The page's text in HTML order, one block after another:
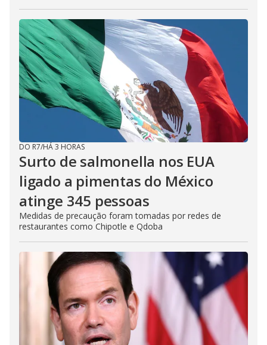
DO R7/HÁ 3 HORAS
Surto de salmonella nos EUA
ligado a pimentas do México
atinge 345 pessoas
Medidas de precaução foram tomadas por redes de
restaurantes como Chipotle e Qdoba